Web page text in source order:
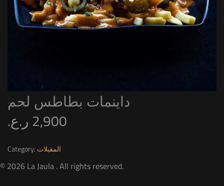
داينمات بطاطس لحم
2,900 ر.ع.
Category: المقبلات
© 2026 La Jaula . All rights reserved.